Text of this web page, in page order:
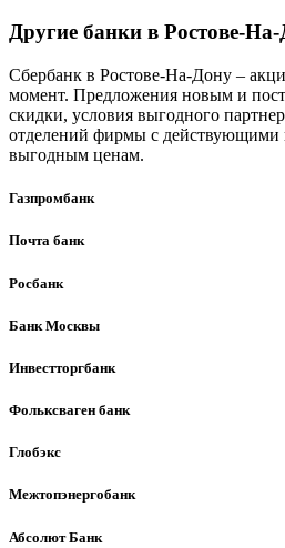
Другие банки в Ростове-
Сбербанк в Ростове-На-Дону –
момент. Предложения новым и
скидки, условия выгодного
отделений фирмы с действующими
выгодным ценам.
Газпромбанк
Почта банк
Росбанк
Банк Москвы
Инвестторгбанк
Фольксваген банк
Глобэкс
Межтопэнергобанк
Абсолют Банк